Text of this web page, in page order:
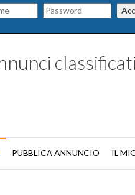
PUBBLICA ANNUNCIO IL